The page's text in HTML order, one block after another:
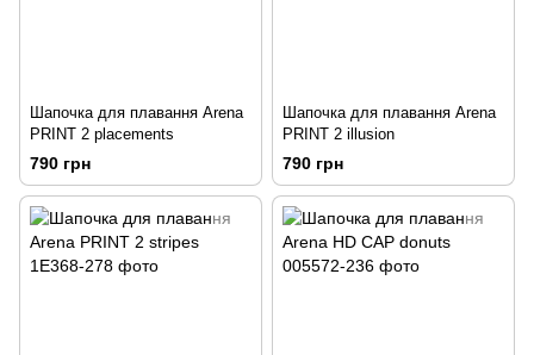
Шапочка для плавання Arena
PRINT 2 placements
790 грн
Шапочка для плавання Arena
PRINT 2 illusion
790 грн